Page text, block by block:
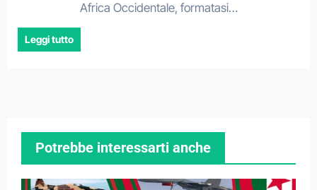
Africa Occidentale, formatasi…
Leggi tutto
Potrebbe interessarti anche